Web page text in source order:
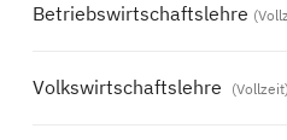
Betriebswirtschaftslehre
Volkswirtschaftslehre (Vollzeit)